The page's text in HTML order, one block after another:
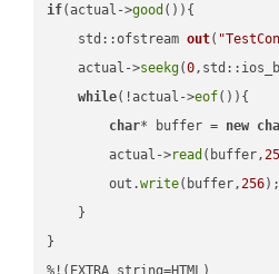
if(actual->good ()){
std::ofstream out(
    actual->
seekg(0
while(!actual->eof()){
char* buffer = new
        actual->
read (buffer,
        out.
write(buffer,256);
    }
}